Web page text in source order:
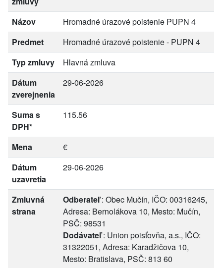
Názov
Hromadné úrazové poistenie PUPN 4
Predmet
Hromadné úrazové poistenie - PUPN 4
Typ zmluvy
Hlavná zmluva
Dátum
zverejnenia
29-06-2026
Suma s
DPH*
115.56
Mena
€
Dátum
uzavretia
29-06-2026
Zmluvná
strana
Odberateľ: Obec Mučín, IČO: 00316245,
Adresa: Bernolákova 10, Mesto: Mučín,
PSČ: 98531
Dodávateľ: Union poisťovňa, a.s., IČO:
31322051, Adresa: Karadžičova 10,
Mesto: Bratislava, PSČ: 813 60